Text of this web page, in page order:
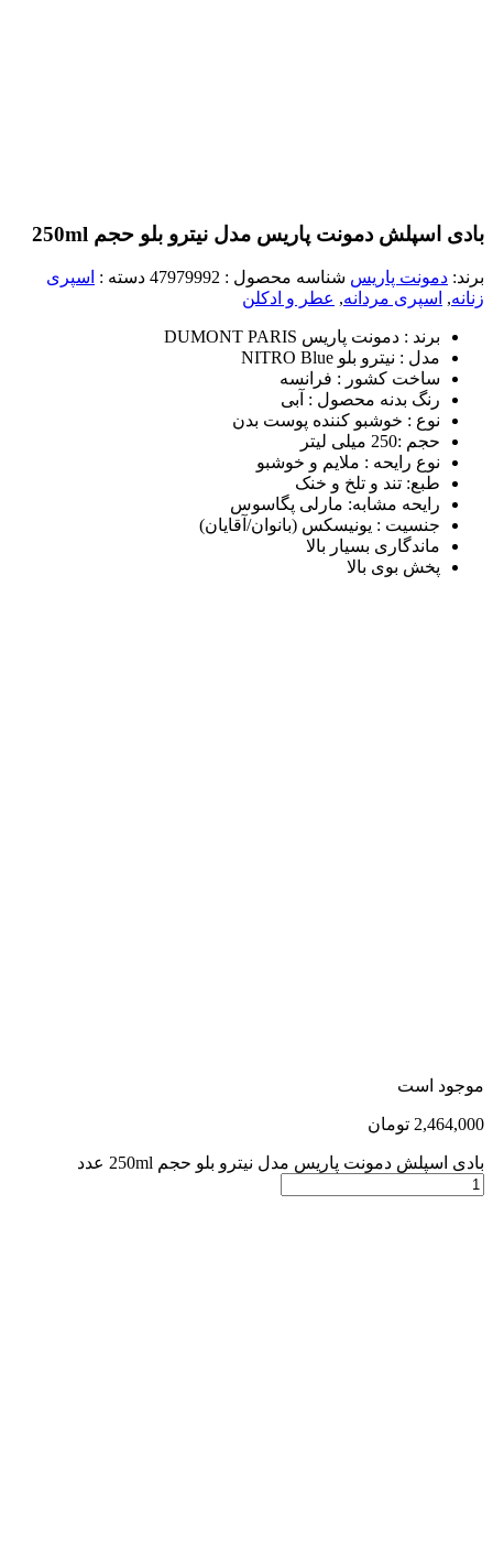
بادی اسپلش دمونت پاریس مدل نیترو بلو حجم 250ml
برند: دمونت پاریس شناسه محصول : 47979992 دسته : اسپری
زنانه, اسپری مردانه, عطر و ادکلن
برند : دمونت پاریس DUMONT PARIS
مدل : نیترو بلو NITRO Blue
ساخت کشور : فرانسه
رنگ بدنه محصول : آبی
نوع : خوشبو کننده پوست بدن
حجم :250 میلی لیتر
نوع رایحه : ملایم و خوشبو
طبع: تند و تلخ و خنک
رایحه مشابه: مارلی پگاسوس
جنسیت : یونیسکس (بانوان/آقایان)
ماندگاری بسیار بالا
پخش بوی بالا
موجود است
2,464,000 تومان
بادی اسپلش دمونت پاریس مدل نیترو بلو حجم 250ml عدد